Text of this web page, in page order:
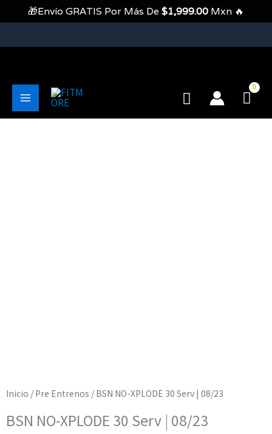
Contenido
Main
Buscar
Inicio / Pre Entrenos / BSN NO-XPLODE 30 Serv | 08/23
BSN NO-XPLODE 30 Serv | 08/23
🎁Envío GRATIS Por Más De $1,999.00 Mxn 🔥